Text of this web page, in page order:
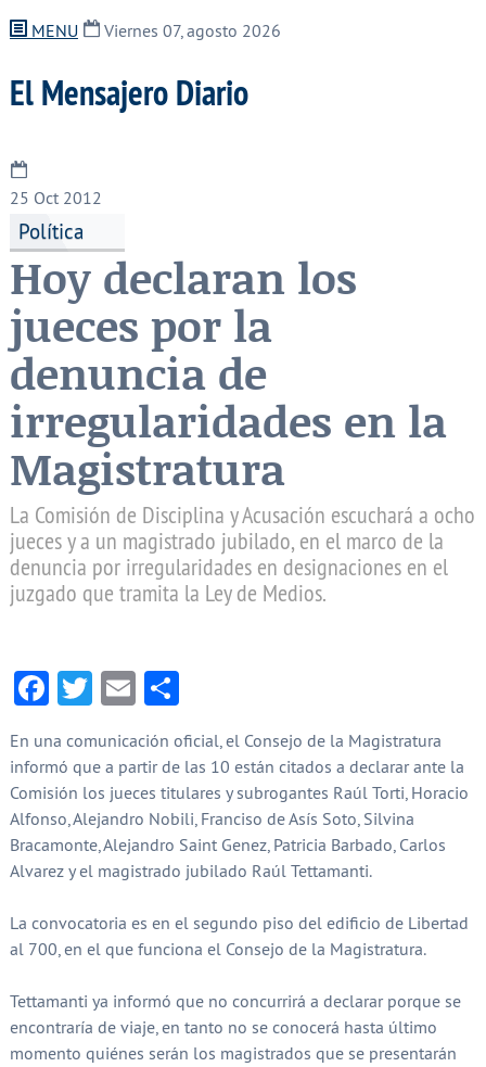
MENU Viernes 07, agosto 2026
El Mensajero Diario
25 Oct 2012
Política
Hoy declaran los
jueces por la
denuncia de
irregularidades en la
Magistratura
La Comisión de Disciplina y Acusación escuchará a ocho
jueces y a un magistrado jubilado, en el marco de la
denuncia por irregularidades en designaciones en el
juzgado que tramita la Ley de Medios.
Facebook
Twitter
EmailCompartir
En una comunicación oficial, el Consejo de la Magistratura
informó que a partir de las 10 están citados a declarar ante la
Comisión los jueces titulares y subrogantes Raúl Torti, Horacio
Alfonso, Alejandro Nobili, Franciso de Asís Soto, Silvina
Bracamonte, Alejandro Saint Genez, Patricia Barbado, Carlos
Alvarez y el magistrado jubilado Raúl Tettamanti.
La convocatoria es en el segundo piso del edificio de Libertad
al 700, en el que funciona el Consejo de la Magistratura.
Tettamanti ya informó que no concurrirá a declarar porque se
encontraría de viaje, en tanto no se conocerá hasta último
momento quiénes serán los magistrados que se presentarán